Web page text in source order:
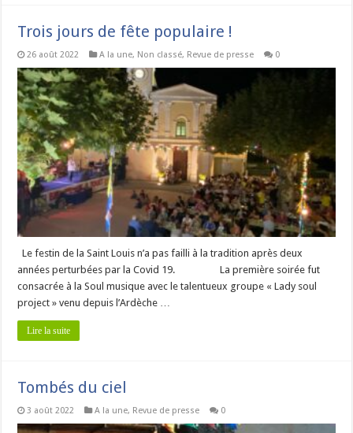
Trois jours de fête populaire !
26 août 2022 A la une, Non classé, Revue de presse 0
Le festin de la Saint Louis n’a pas failli à la tradition après deux
années perturbées par la Covid 19. La première soirée fut
consacrée à la Soul musique avec le talentueux groupe « Lady soul
project » venu depuis l’Ardèche …
Lire la suite
Tombés du ciel
3 août 2022 A la une, Revue de presse 0